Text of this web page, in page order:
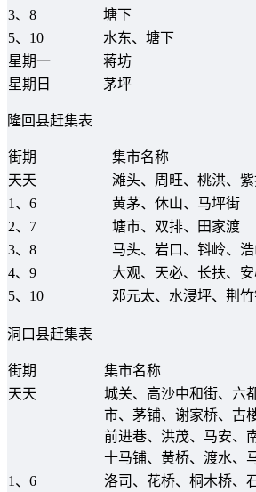
3、8
塘下
5、10
水东、塘下
星期一
蒋坊
星期日
茅坪
隆回县赶集表
街期
集市名称
天天
滩头、周旺、桃洪、
1、6
黄茅、休山、马坪街
2、7
塘市、双排、田家渡
3、8
马头、岩口、钭岭、
4、9
大观、天必、长扶、
5、10
邓元太、水浸坪、荆
洞口县赶集表
街期
集市名称
天天
城关、高沙中和街、六
市、茅铺、谢家桥、古
前进巷、洪茂、马安、
十马铺、黄桥、渡水、
1、6
洛司、花桥、桐木桥、